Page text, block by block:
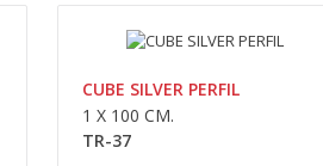
REPRISE NUEZ
CUBE SILVER PERFIL
1 X 100 CM.
TR-37